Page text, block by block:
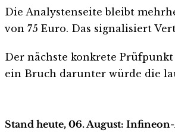
Die Analystenseite bleibt
von 75 Euro. Das signalisiert
Der nächste konkrete
ein Bruch darunter würde die
Stand heute, 06. August: